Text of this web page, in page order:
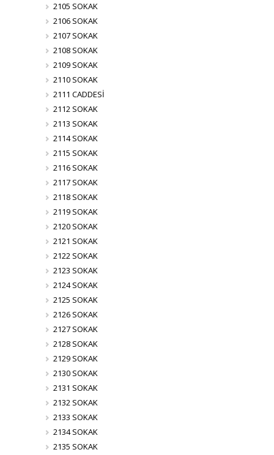
2105 SOKAK
2106 SOKAK
2107 SOKAK
2108 SOKAK
2109 SOKAK
2110 SOKAK
2111 CADDESİ
2112 SOKAK
2113 SOKAK
2114 SOKAK
2115 SOKAK
2116 SOKAK
2117 SOKAK
2118 SOKAK
2119 SOKAK
2120 SOKAK
2121 SOKAK
2122 SOKAK
2123 SOKAK
2124 SOKAK
2125 SOKAK
2126 SOKAK
2127 SOKAK
2128 SOKAK
2129 SOKAK
2130 SOKAK
2131 SOKAK
2132 SOKAK
2133 SOKAK
2134 SOKAK
2135 SOKAK